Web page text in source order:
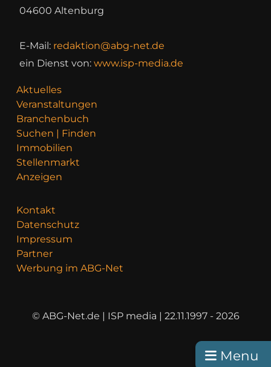
Menu
04600 Altenburg
E-Mail: redaktion@abg-net.de
ein Dienst von: www.isp-media.de
Aktuelles
Veranstaltungen
Branchenbuch
Suchen | Finden
Immobilien
Stellenmarkt
Anzeigen
Kontakt
Datenschutz
Impressum
Partner
Werbung im ABG-Net
© ABG-Net.de | ISP media | 22.11.1997 - 2026